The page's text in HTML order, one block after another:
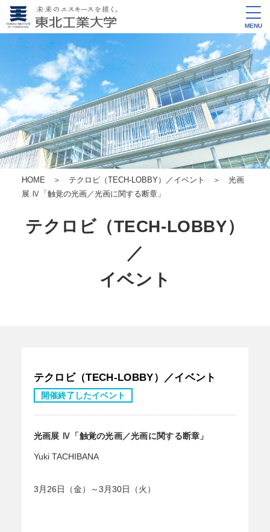
MENU
HOME ＞ テクロビ（TECH-LOBBY）／イベント ＞ 光画
展 Ⅳ「触覚の光画／光画に関する断章」
テクロビ（TECH-LOBBY）
／
イベント
テクロビ（TECH-LOBBY）／イベント
開催終了したイベント
光画展 Ⅳ「触覚の光画／光画に関する断章」
Yuki TACHIBANA
3月26日（金）～3月30日（火）